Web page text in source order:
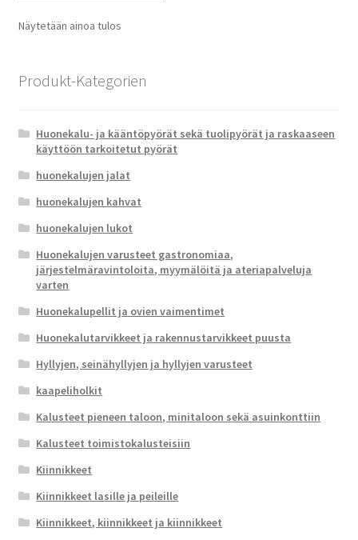
Näytetään ainoa tulos
Produkt-Kategorien
Huonekalu- ja kääntöpyörät sekä tuolipyörät ja raskaaseen
käyttöön tarkoitetut pyörät
huonekalujen jalat
huonekalujen kahvat
huonekalujen lukot
Huonekalujen varusteet gastronomiaa,
järjestelmäravintoloita, myymälöitä ja ateriapalveluja
varten
Huonekalupellit ja ovien vaimentimet
Huonekalutarvikkeet ja rakennustarvikkeet puusta
Hyllyjen, seinähyllyjen ja hyllyjen varusteet
kaapeliholkit
Kalusteet pieneen taloon, minitaloon sekä asuinkonttiin
Kalusteet toimistokalusteisiin
Kiinnikkeet
Kiinnikkeet lasille ja peileille
Kiinnikkeet, kiinnikkeet ja kiinnikkeet